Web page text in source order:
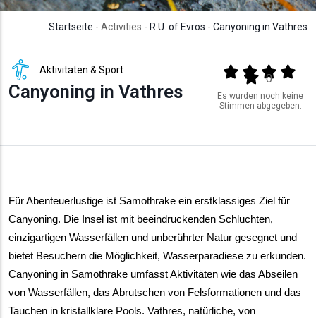
Startseite - Activities - R.U. of Evros - Canyoning in Vathres
Aktivitaten & Sport
Canyoning in Vathres
Output format
(star)(star)(star)
(star)
0
Es wurden noch keine
Stimmen abgegeben.
Für Abenteuerlustige ist Samothrake ein erstklassiges Ziel für
Canyoning. Die Insel ist mit beeindruckenden Schluchten,
einzigartigen Wasserfällen und unberührter Natur gesegnet und
bietet Besuchern die Möglichkeit, Wasserparadiese zu erkunden.
Canyoning in Samothrake umfasst Aktivitäten wie das Abseilen
von Wasserfällen, das Abrutschen von Felsformationen und das
Tauchen in kristallklare Pools. Vathres, natürliche, von